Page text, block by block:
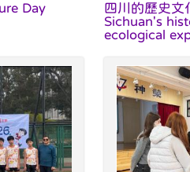
Day
四川的歷史文
Sichuan's
ecological